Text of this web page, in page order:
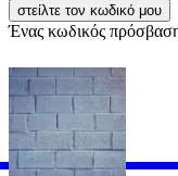
Ένας κωδικός